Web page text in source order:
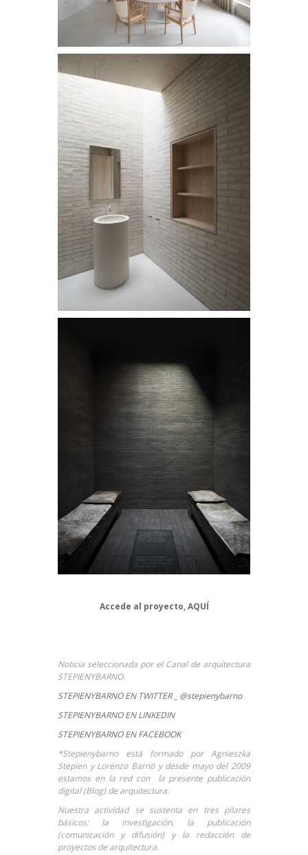
Accede al proyecto,AQUÍ
Noticia seleccionada por el Canal de arquitectura
STEPIENYBARNO.
STEPIENYBARNO EN TWITTER _ @stepienybarno
STEPIENYBARNO EN LINKEDIN
STEPIENYBARNO EN FACEBOOK
*Stepienybarno está formado por Agnieszka
Stepien y Lorenzo Barnó y desde mayo del 2009
estamos en la red con la presente publicación
digital (Blog) de arquitectura.
Nuestra actividad se sustenta en tres pilares
básicos: la investigación, la publicación
(comunicación y difusión) y la redacción de
proyectos de arquitectura.